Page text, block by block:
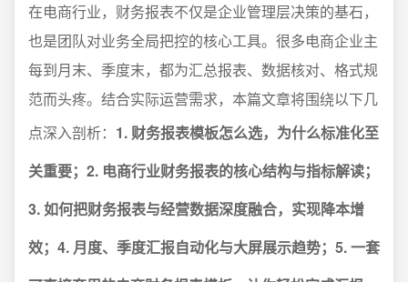
在电商行业，财务报表不仅是企业管理层决策的基石，
也是团队对业务全局把控的核心工具。很多电商企业主
每到月末、季度末，都为汇总报表、数据核对、格式规
范而头疼。结合实际运营需求，本篇文章将围绕以下几
点深入剖析： 1. 财务报表模板怎么选，为什么标准化至
关重要；2. 电商行业财务报表的核心结构与指标解读；
3. 如何把财务报表与经营数据深度融合，实现降本增
效；4. 月度、季度汇报自动化与大屏展示趋势；5. 一套